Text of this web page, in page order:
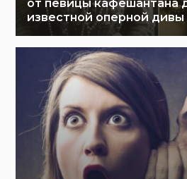
от певицы кафешантана
известной оперной дивы